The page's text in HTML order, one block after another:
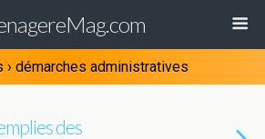
› démarches administratives
des